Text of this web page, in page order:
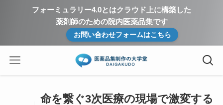
フォーミュラリー4.0とはクラウド上に構築した
薬剤師のための院内医薬品集です
お問い合わせフォームはこちら
命を繋ぐ3次医療の現場で激変する